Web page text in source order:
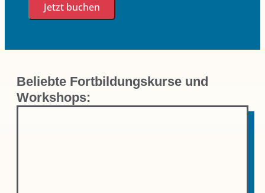
Jetzt buchen
Beliebte Fortbildungskurse und
Workshops: